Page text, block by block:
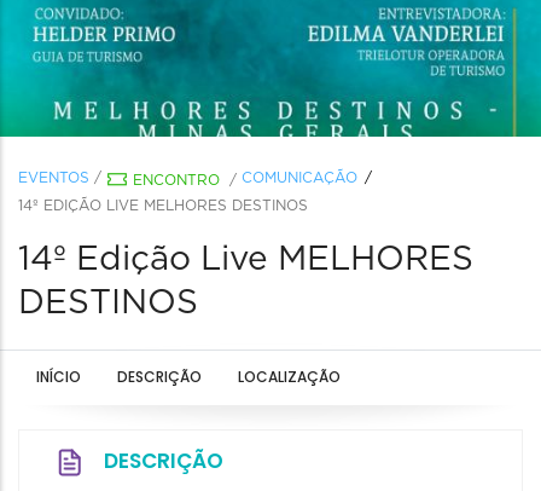
EVENTOS / ENCONTRO / COMUNICAÇÃO
14º EDIÇÃO LIVE MELHORES DESTINOS
14º Edição Live MELHORES
DESTINOS
INÍCIO DESCRIÇÃO LOCALIZAÇÃO
DESCRIÇÃO